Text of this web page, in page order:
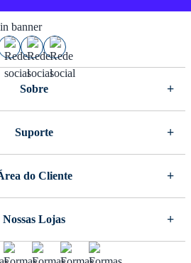
Sobre
Suporte
do Cliente
Nossas Lojas